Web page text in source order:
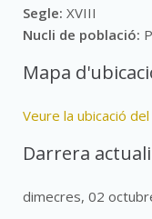
Segle: XVIII
Nucli de població:
Mapa
Veure la ubicació
Darrera
dimecres, 02